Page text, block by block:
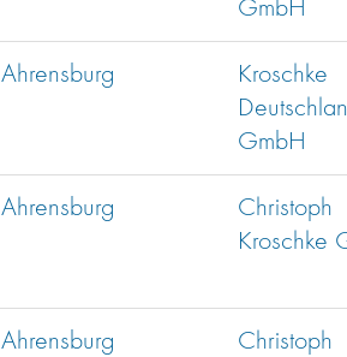
GmbH
Ahrensburg
Kroschke
GmbH
Ahrensburg
Christoph
Kroschke
Ahrensburg
Christoph